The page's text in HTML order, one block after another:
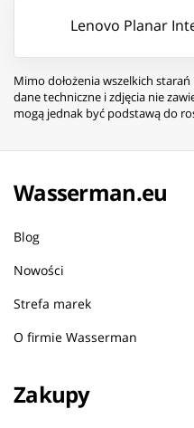
Lenovo Planar
Mimo dołożenia wszelkich
dane techniczne i zdjęcia nie
mogą jednak być podstawą do
Wasserman.eu
Blog
Nowości
Strefa marek
O firmie Wasserman
Zakupy